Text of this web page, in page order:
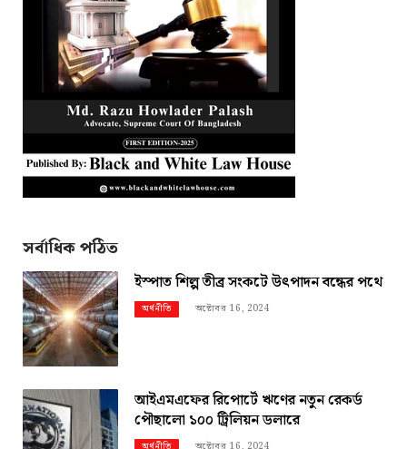
সর্বাধিক পঠিত
ইস্পাত শিল্প তীব্র সংকটে উৎপাদন বন্ধের পথে
অর্থনীতি অক্টোবর 16, 2024
আইএমএফের রিপোর্টে ঋণের নতুন রেকর্ড
পৌছালো ১০০ ট্রিলিয়ন ডলারে
অক্টোবর 16, 2024